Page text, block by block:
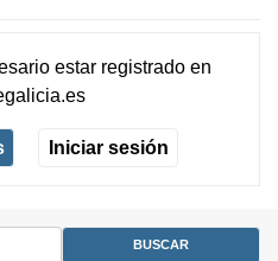
estar registradoen
Iniciar sesión